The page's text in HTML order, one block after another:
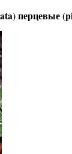
перцевые